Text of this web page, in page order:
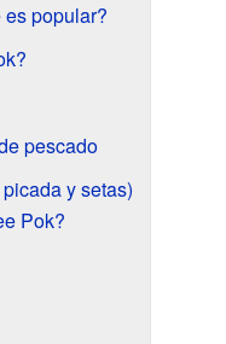
popular?
pescado
y setas)
Pok?